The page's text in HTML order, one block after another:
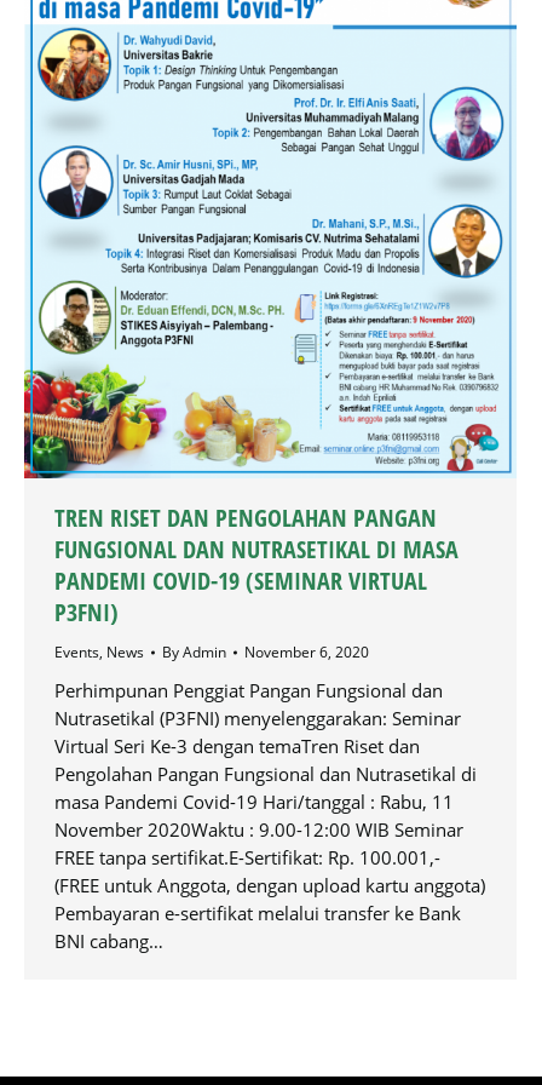
TREN RISET DAN PENGOLAHAN PANGAN
FUNGSIONAL DAN NUTRASETIKAL DI MASA
PANDEMI COVID-19 (SEMINAR VIRTUAL
P3FNI)
Events, News ByAdmin November 6, 2020
Perhimpunan Penggiat Pangan Fungsional dan
Nutrasetikal (P3FNI) menyelenggarakan: Seminar
Virtual Seri Ke-3 dengan temaTren Riset dan
Pengolahan Pangan Fungsional dan Nutrasetikal di
masa Pandemi Covid-19 Hari/tanggal : Rabu, 11
November 2020Waktu : 9.00-12:00 WIB Seminar
FREE tanpa sertifikat.E-Sertifikat: Rp. 100.001,-
(FREE untuk Anggota, dengan upload kartu anggota)
Pembayaran e-sertifikat melalui transfer ke Bank
BNI cabang…